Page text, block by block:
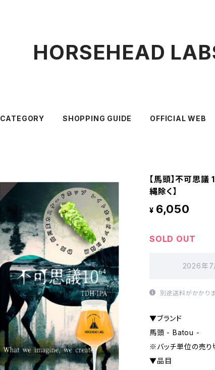
HORSEHEAD
CATEGORY SHOPPING GUIDE OFFICIAL WEB
【馬頭】不可思
縄除く】
¥ 6,050
SOLD OUT
2026年7
別途送料がかかりま
▼ブランド
馬頭 - Batou -
※バッチ単位の売り
▼品目